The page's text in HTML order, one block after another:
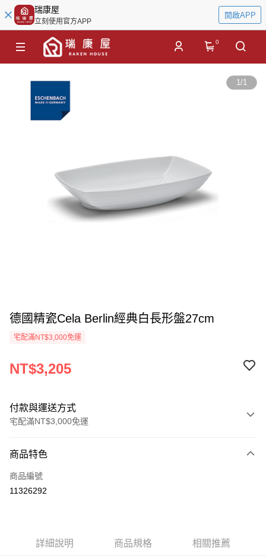
瑞康屋
立刻使用官方APP
開啟APP
0
1/1
德國精瓷Cela Berlin經典白長形盤27cm
宅配滿NT$3,000免運
NT$3,205
付款與運送方式
宅配滿NT$3,000免運
信用卡一次付款
信用卡分期付款
上海商業儲蓄銀行
台北富邦商業銀行
Apple Pay
商品特色
商品編號
11326292
詳細說明 商品規格 相關推薦